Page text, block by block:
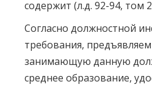
содержит (л.д. 92-94, том
Согласно должностной
требования,
занимающую данную
среднее образование,